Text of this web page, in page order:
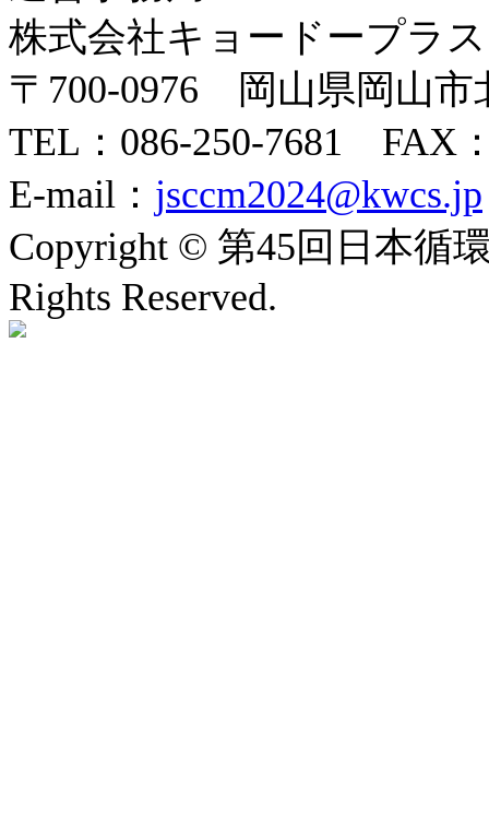
株式会社キョードープラス
〒700-0976 岡山県岡山市
TEL：086-250-7681 FAX
E-mail： jsccm2024@kwcs.jp
Copyright © 第45回日本循
Rights Reserved.